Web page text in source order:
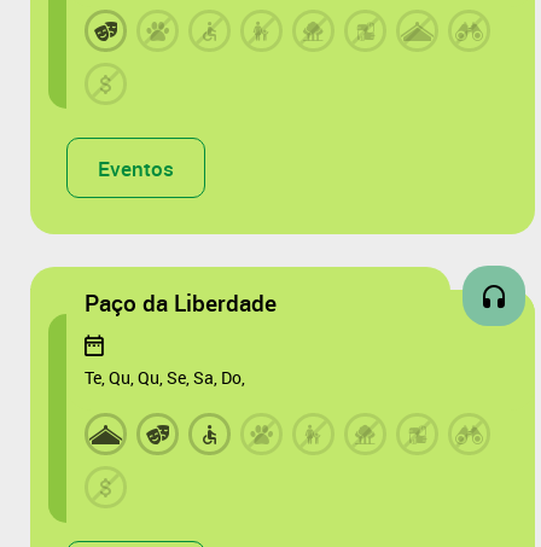
Eventos
Paço da Liberdade
Te, Qu, Qu, Se, Sa, Do,